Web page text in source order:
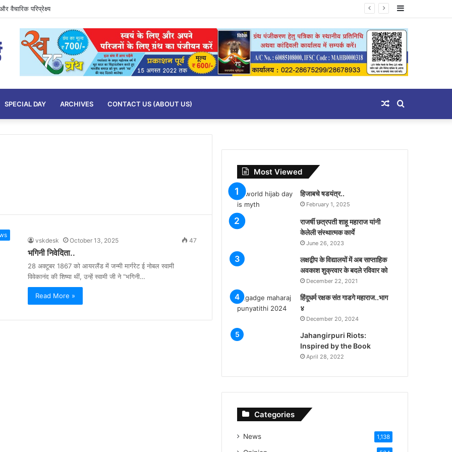
वैचारिक परिप्रेक्ष्य
SPECIAL DAY ARCHIVES CONTACT US (ABOUT US) Search
Random
vskdesk October 13, 2025 47
भगिनी निवेदिता..
28 अक्टूबर 1867 को आयरलैंड में जन्मी मार्गरेट ई नोबल स्वामी
विवेकानंद की शिष्या थीं, उन्हें स्वामी जी ने “भगिनी…
Read More »
Most Viewed
हिजाबचे षडयंत्र..
February 1, 2025
राजर्षी छत्रपती शाहू महाराज यांनी
केलेली संस्थात्मक कार्ये
June 26, 2023
लक्षद्वीप के विद्यालयों में अब साप्ताहिक
अवकाश शुक्रवार के बदले रविवार को
December 22, 2021
हिंदूधर्म रक्षक संत गाडगे महाराज..भाग
४
December 20, 2024
Jahangirpuri Riots:
Inspired by the Book
April 28, 2022
Categories
News 1,138